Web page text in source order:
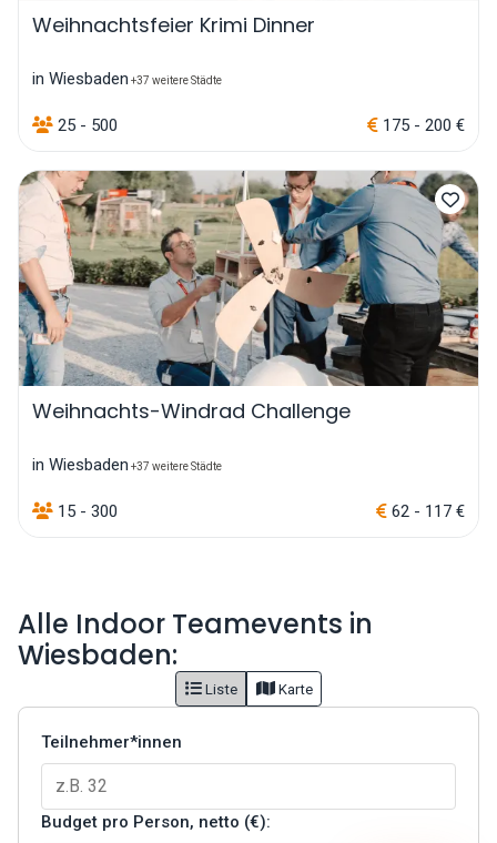
Weihnachtsfeier Krimi Dinner
in Wiesbaden +37 weitere Städte
25 - 500 175 - 200 €
Weihnachts-Windrad Challenge
in Wiesbaden +37 weitere Städte
15 - 300 62 - 117 €
Alle Indoor Teamevents in
Wiesbaden:
Liste Karte
Teilnehmer*innen
Budget pro Person, netto (€):